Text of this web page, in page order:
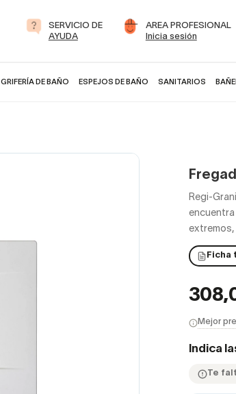
SERVICIO DE
AYUDA
AREA PROFESIONAL
Inicia sesión
GRIFERÍA DE BAÑO ESPEJOS DE BAÑO SANITARIOS
Regi-
Ficha
Mejor
Indica
Te